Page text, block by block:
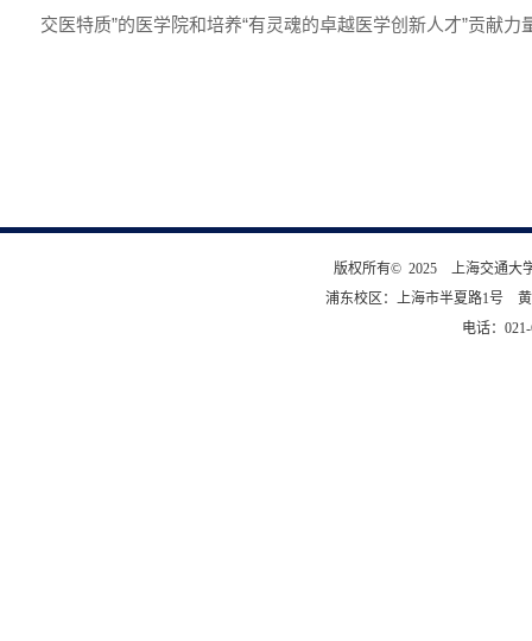
版权所有© 2025 上海交通大
浦东校区：上海市半夏路1号
电话：
交医特质”的医学院和培养“有灵魂的卓越医学创新人才”贡献力